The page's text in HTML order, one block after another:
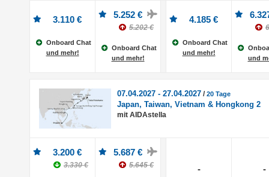
3.110 €
Onboard Chat
und mehr!
5.252 €
5.202 €
Onboard Chat
und mehr!
4.185 €
Onboard Chat
und mehr!
und
07.04.2027 - 27.04.2027 /20 Tage
Japan, Taiwan, Vietnam & Hongkong 2
mit AIDAstella
3.200 €
3.330 €
5.687 €
5.645 € - -